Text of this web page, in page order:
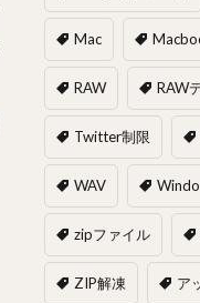
Mac
RAW RAW
Twitter制限
WAV
zipファイル
ZIP解凍 ア